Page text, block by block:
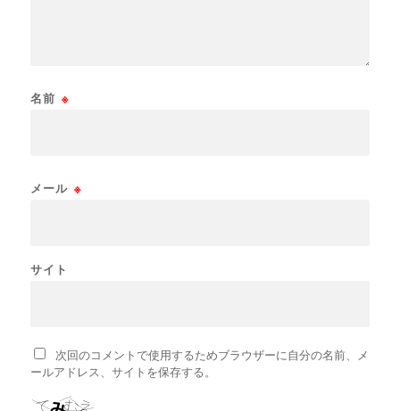
名前 ※
メール ※
サイト
次回のコメントで使用するためブラウザーに自分の名前、メ
ールアドレス、サイトを保存する。